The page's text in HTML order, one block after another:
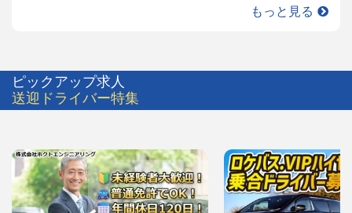
もっと見る
ピックアップ求人
送迎ドライバー特集